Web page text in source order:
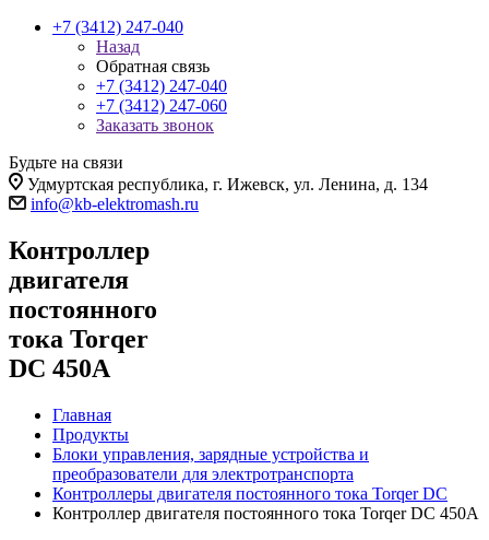
+7 (3412) 247-040
Назад
Обратная связь
+7 (3412) 247-040
+7 (3412) 247-060
Заказать звонок
Будьте на связи
Удмуртская республика, г. Ижевск, ул. Ленина, д. 134
info@kb-elektromash.ru
Контроллер
двигателя
постоянного
тока Torqer
DC 450A
Главная
Продукты
Блоки управления, зарядные устройства и
преобразователи для электротранспорта
Контроллеры двигателя постоянного тока Torqer DC
Контроллер двигателя постоянного тока Torqer DC 450A